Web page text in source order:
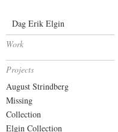
Dag Erik Elgin
Work
Projects
August Strindberg
Missing
Collection
Elgin Collection